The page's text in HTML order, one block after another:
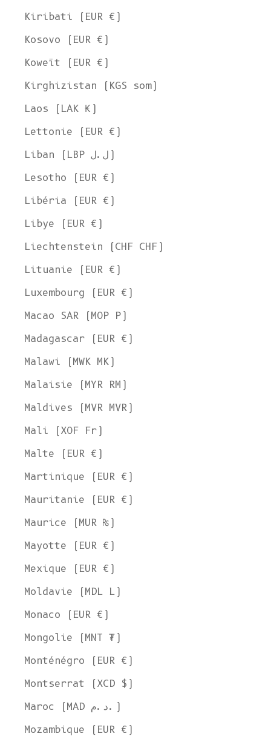
Kiribati (EUR €)
Kosovo (EUR €)
Koweït (EUR €)
Kirghizistan (KGS som)
Laos (LAK ₭)
Lettonie (EUR €)
Liban (LBP ل.ل)
Lesotho (EUR €)
Libéria (EUR €)
Libye (EUR €)
Liechtenstein (CHF CHF)
Lituanie (EUR €)
Luxembourg (EUR €)
Macao SAR (MOP P)
Madagascar (EUR €)
Malawi (MWK MK)
Malaisie (MYR RM)
Maldives (MVR MVR)
Mali (XOF Fr)
Malte (EUR €)
Martinique (EUR €)
Mauritanie (EUR €)
Maurice (MUR ₨)
Mayotte (EUR €)
Mexique (EUR €)
Moldavie (MDL L)
Monaco (EUR €)
Mongolie (MNT ₮)
Monténégro (EUR €)
Montserrat (XCD $)
Maroc (MAD د.م.)
Mozambique (EUR €)